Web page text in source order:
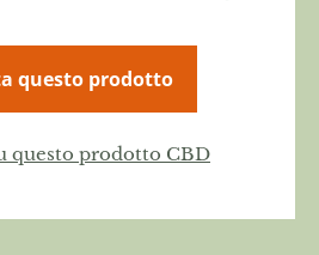
questo prodotto
questo prodotto CBD